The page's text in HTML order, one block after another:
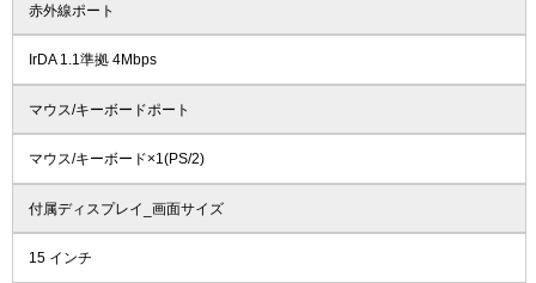
赤外線ポート
IrDA 1.1準拠 4Mbps
マウス/キーボードポート
マウス/キーボード×1(PS/2)
付属ディスプレイ_画面サイズ
15 インチ